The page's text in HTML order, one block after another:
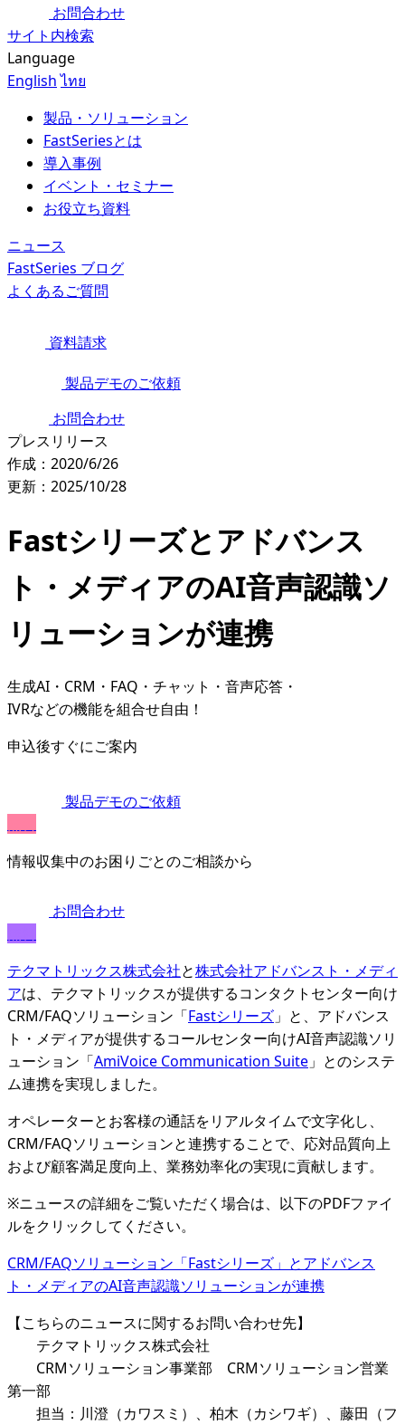
お問合わせ
サイト内検索
Language
English ไทย
製品・ソリューション
FastSeriesとは
導入事例
イベント・セミナー
お役立ち資料
ニュース
FastSeries ブログ
よくあるご質問
資料請求
製品デモのご依頼
お問合わせ
プレスリリース
作成：2020/6/26
更新：2025/10/28
Fastシリーズとアドバンス
ト・メディアのAI音声認識ソ
リューションが連携
生成AI・CRM・FAQ・チャット・音声応答・
IVRなどの機能を組合せ自由！
申込後すぐにご案内
製品デモのご依頼
情報収集中のお困りごとのご相談から
お問合わせ
テクマトリックス株式会社と株式会社アドバンスト・メディ
アは、テクマトリックスが提供するコンタクトセンター向け
CRM/FAQソリューション「Fastシリーズ 」と、アドバンス
ト・メディアが提供するコールセンター向けAI音声認識ソリ
ューション「AmiVoice Communication Suite 」とのシステ
ム連携を実現しました。
オペレーターとお客様の通話をリアルタイムで文字化し、
CRM/FAQソリューションと連携することで、応対品質向上
および顧客満足度向上、業務効率化の実現に貢献します。
※ニュースの詳細をご覧いただく場合は、以下のPDFファイ
ルをクリックしてください。
CRM/FAQソリューション「Fastシリーズ」とアドバンス
ト・メディアのAI音声認識ソリューションが連携
【こちらのニュースに関するお問い合わせ先】
テクマトリックス株式会社
CRMソリューション事業部 CRMソリューション営業
第一部
担当：川澄（カワスミ）、柏木（カシワギ）、藤田（フ